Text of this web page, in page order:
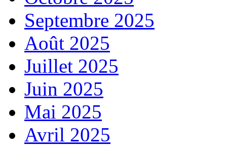
Septembre 2025
Août 2025
Juillet 2025
Juin 2025
Mai 2025
Avril 2025